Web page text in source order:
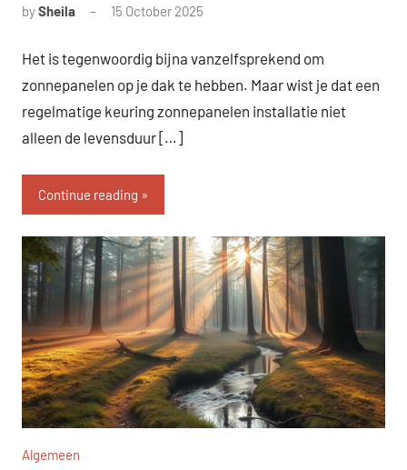
bySheila 15 October 2025
Het is tegenwoordig bijna vanzelfsprekend om
zonnepanelen op je dak te hebben. Maar wist je dat een
regelmatige keuring zonnepanelen installatie niet
alleen de levensduur […]
Continue reading
Algemeen